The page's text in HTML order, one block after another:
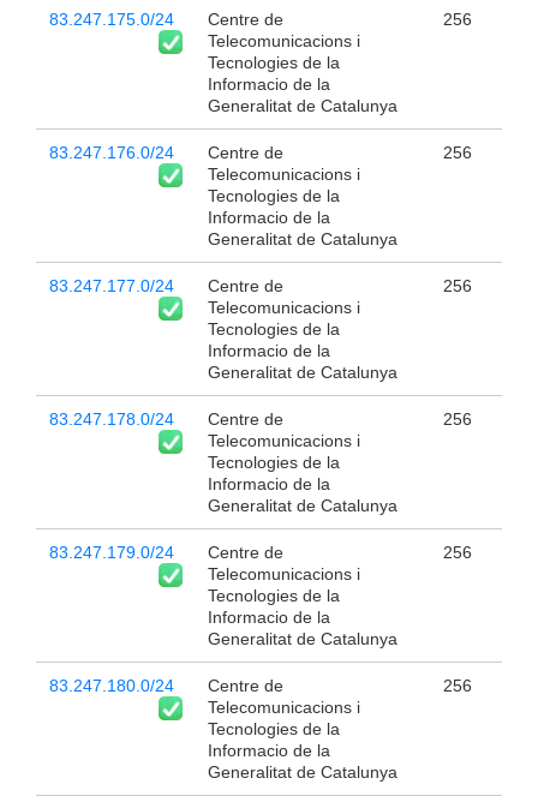
83.247.175.0/24
Centre de
Telecomunicacions i
Tecnologies de la
Informacio de la
Generalitat de Catalunya
256
83.247.176.0/24
Centre de
Telecomunicacions i
Tecnologies de la
Informacio de la
Generalitat de Catalunya
256
83.247.177.0/24
Centre de
Telecomunicacions i
Tecnologies de la
Informacio de la
Generalitat de Catalunya
256
83.247.178.0/24
Centre de
Telecomunicacions i
Tecnologies de la
Informacio de la
Generalitat de Catalunya
256
83.247.179.0/24
Centre de
Telecomunicacions i
Tecnologies de la
Informacio de la
Generalitat de Catalunya
256
83.247.180.0/24
Centre de
Telecomunicacions i
Tecnologies de la
Informacio de la
Generalitat de Catalunya
256